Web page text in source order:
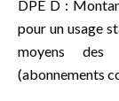
DPE D :
pour un usage
moyens des
(abonnements